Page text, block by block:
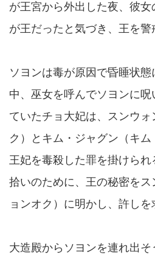
が王宮から外出した夜、彼
が王だったと気づき、王を警
ソヨンは毒が原因で昏睡状
中、巫女を呼んでソヨンに
ていたチョ大妃は、スンウ
ク）とキム・ジャグン（キム
王妃を毒殺した罪を掛けら
拾いのために、王の秘密を
ョンオク）に明かし、許しを
大造殿からソヨンを連れ出